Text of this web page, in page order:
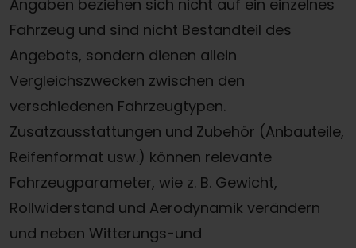
Angaben beziehen sich nicht auf ein einzelnes
Fahrzeug und sind nicht Bestandteil des
Angebots, sondern dienen allein
Vergleichszwecken zwischen den
verschiedenen Fahrzeugtypen.
Zusatzausstattungen und Zubehör (Anbauteile,
Reifenformat usw.) können relevante
Fahrzeugparameter, wie z. B. Gewicht,
Rollwiderstand und Aerodynamik verändern
und neben Witterungs-und